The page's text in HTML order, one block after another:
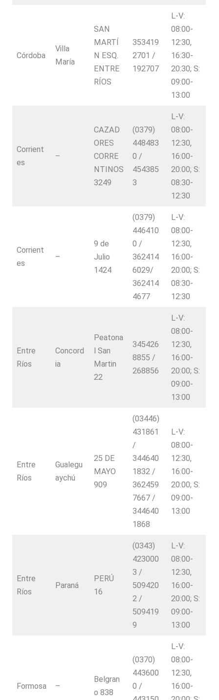
Córdoba
Villa
María
SAN
MARTÍ
N ESQ.
ENTRE
RÍOS
353419
2701 /
192707
L-V:
08:00-
12:30,
16:30-
20:30; S:
09:00-
13:00
Corrient
es
–
CAZAD
ORES
CORRE
NTINOS
3249
(0379)
448483
0 /
454385
3
L-V:
08:00-
12:30,
16:00-
20:00; S:
08:30-
12:30
Corrient
es
–
9 de
Julio
1424
(0379)
446410
0 /
362414
6029/
362414
4677
L-V:
08:00-
12:30,
16:00-
20:00; S:
08:30-
12:30
Entre
Ríos
Concord
ia
Peatona
l San
Martin
22
345426
8855 /
268856
L-V:
08:00-
12:30,
16:00-
20:00; S:
09:00-
13:00
Entre
Ríos
Gualegu
aychú
25 DE
MAYO
909
(03446)
431861
/
344640
1832 /
362459
7667 /
344640
1868
L-V:
08:00-
12:30,
16:00-
20:00; S:
09:00-
13:00
Entre
Ríos
Paraná
PERÚ
16
(0343)
423000
3 /
509420
2 /
509419
9
L-V:
08:00-
12:30,
16:00-
20:00; S:
09:00-
13:00
Formosa –
Belgran
o 838
(0370)
443600
0 /
L-V:
08:00-
12:30,
16:00-